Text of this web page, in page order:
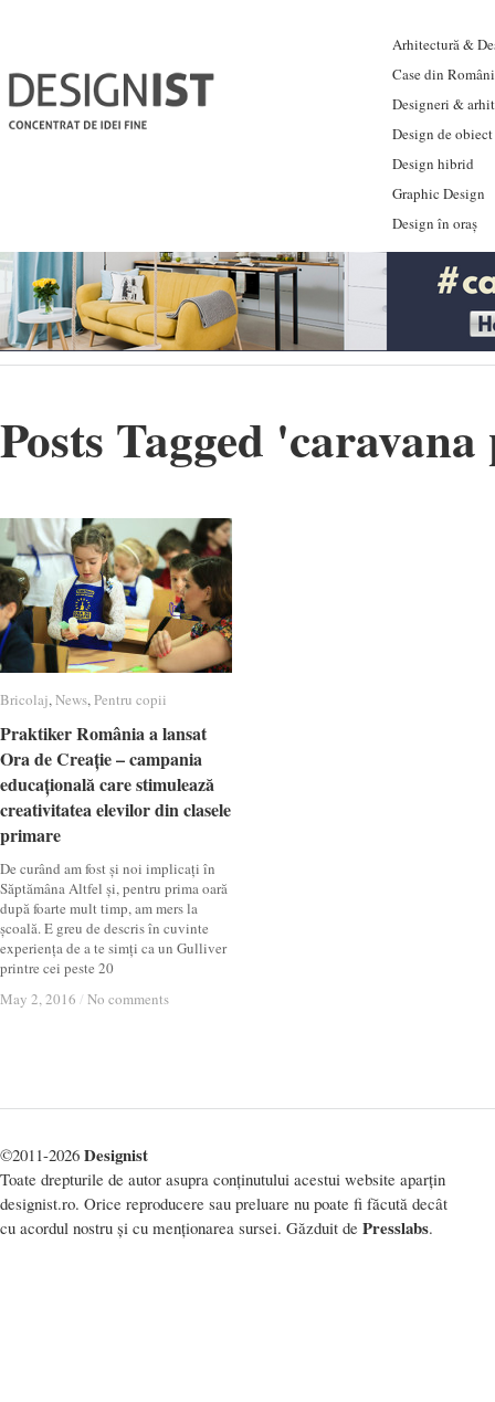
Arhitectură &
Case din
Designeri &
Design de obiect
Design hibrid
Graphic Design
Design în oraș
Posts Tagged '
Bricolaj,News,Pentru copii
Praktiker România a lansat
Ora de Creație – campania
educațională care stimulează
creativitatea elevilor din clasele
primare
De curând am fost și noi implicați în
Săptămâna Altfel și, pentru prima oară
după foarte mult timp, am mers la
școală. E greu de descris în cuvinte
experiența de a te simți ca un Gulliver
printre cei peste 20
May 2, 2016 / No comments
Bricolaj News Pentru copii
Praktiker România a lansat
Ora de Creație – campania
educațională care stimulează
creativitatea elevilor din clasele
primare
May 2, 2016 / No comments
©2011-2026 Designist
Toate drepturile de autor asupra conținutului acestui website aparțin
designist.ro. Orice reproducere sau preluare nu poate fi făcută decât
cu acordul nostru și cu menționarea sursei. Găzduit de Presslabs.